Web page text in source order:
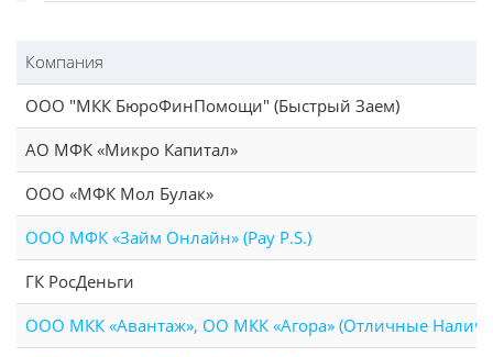
Компания
ООО "МКК БюроФинПомощи" (Быстрый Заем)
АО МФК «Микро Капитал»
ООО «МФК Мол Булак»
ООО МФК «Займ Онлайн» (Pay P.S.)
ГК РосДеньги
ООО МКК «Авантаж», ОО МКК «Агора» (Отличные